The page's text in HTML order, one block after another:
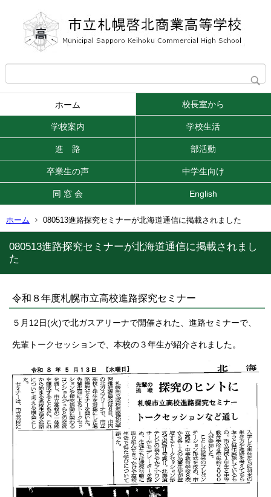
ホーム 校長室から
学校案内 学校生活
進 路 部活動
卒業生の声 中学生向け
同 窓 会 English
ホーム 080513進路探究セミナーが北海道通信に掲載されました
080513進路探究セミナーが北海道通信に掲載されまし
た
令和８年度札幌市立高校進路探究セミナー
５月12日(火)で北ガスアリーナで開催された、進路セミナーで、
先輩トークセッションで、本校の３年生が紹介されました。